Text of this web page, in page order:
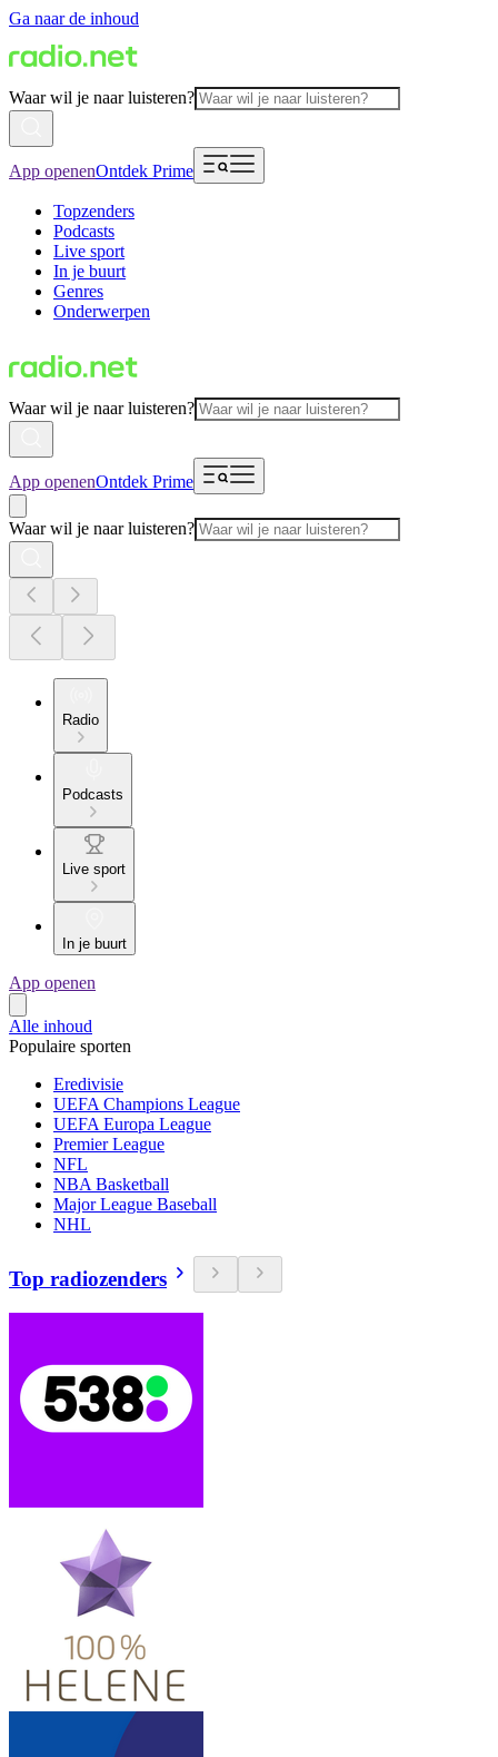
Ga naar de inhoud
Waar wil je naar luisteren?
App openenOntdek Prime
Topzenders
Podcasts
Live sport
In je buurt
Genres
Onderwerpen
Waar wil je naar luisteren?
App openenOntdek Prime
Waar wil je naar luisteren?
Radio
Podcasts
Live sport
In je buurt
App openen
Alle inhoud
Populaire sporten
Eredivisie
UEFA Champions League
UEFA Europa League
Premier League
NFL
NBA Basketball
Major League Baseball
NHL
Top radiozenders